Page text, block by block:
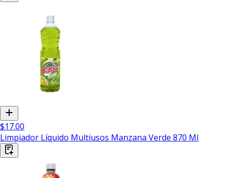
$17.00
Limpiador Líquido Multiusos Manzana Verde 870 Ml